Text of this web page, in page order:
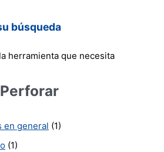
búsqueda
herramienta que necesita
en general (1)
(1)